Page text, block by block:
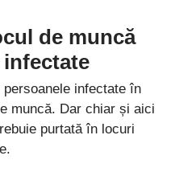
de muncă
infectate în
muncă. Dar chiar și aici
purtată în locuri